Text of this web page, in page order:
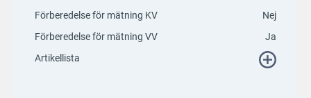
Förberedelse för mätning KV
Nej
Förberedelse för mätning VV
Ja
Artikellista